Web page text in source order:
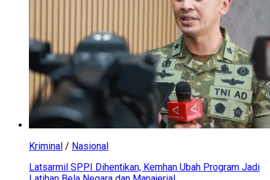
Kriminal / Nasional
Latsarmil SPPI Dihentikan, Kemhan Ubah Program Jadi